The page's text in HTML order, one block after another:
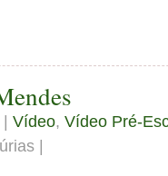
Vídeo, Vídeo Pré-
|